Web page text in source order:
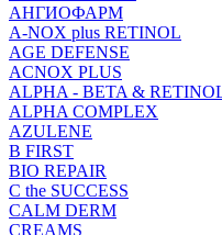
АНГИОФАРМ
A-NOX plus RETINOL
AGE DEFENSE
ACNOX PLUS
ALPHA - BETA &
ALPHA COMPLEX
AZULENE
B FIRST
BIO REPAIR
C the SUCCESS
CALM DERM
CREAMS